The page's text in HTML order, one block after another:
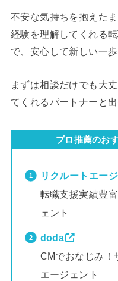
不安な気持ちを抱えた
経験を理解してくれる
で、安心して新しい一
まずは相談だけでも大
てくれるパートナーと
プロ推薦のお
リクルートエー
転職支援実績豊
ェント
doda
CMでおなじみ！
エージェント